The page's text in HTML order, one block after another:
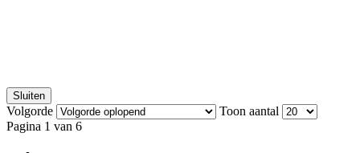
Sluiten
Volgorde
Toon aantal
Pagina 1 van 6